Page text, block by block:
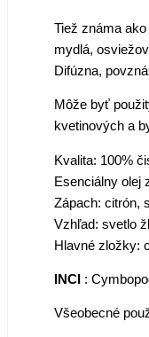
Tiež známa
mydlá,
Difúzna,
Môže byť
kvetinových a
Kvalita: 100%
Esenciálny olej
Zápach: citrón,
Vzhľad: svetlo
Hlavné zložky:
INCI:
Všeobecné